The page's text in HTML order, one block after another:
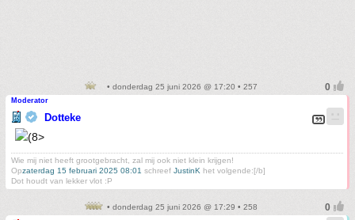
• donderdag 25 juni 2026 @ 17:20 • 257
Moderator
Dotteke
Wie mij niet heeft grootgebracht, zal mij ook niet klein krijgen!
Opzaterdag 15 februari 2025 08:01 schreef JustinK het volgende:[/b]
Dot houdt van lekker vlot :P
• donderdag 25 juni 2026 @ 17:29 • 258